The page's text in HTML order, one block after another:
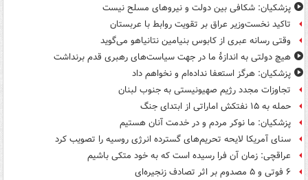
پزشکیان: شکافی بین دولت و نیروهای مسلح نیست
تاکید نخست‌وزیر عراق بر تقویت روابط با عربستان
وقتی رسانه عبری از کابوس بنیامین نتانیاهو می‌گوید
هیچ دولتی به اندازۀ ما در جهت سیاست‌های رهبری قدم برنداشت
پزشکیان: هرگز استعفا نداده‌ام و نخواهم داد
تجاوزات مجدد رژیم صهیونیستی به جنوب لبنان
حمله به ۱۵ نفتکش‌ اماراتی از ابتدای جنگ
پزشکیان: ما نوکر مردم و در خدمت آنان هستیم
سنای آمریکا لایحه تحریم‌های گسترده انرژی روسیه را تصویب کرد
عراقچی: زمان آن فرا رسیده است که به خود متکی باشیم
۶ فوتی و ۵ مصدوم بر اثر تصادف زنجیره‌ای